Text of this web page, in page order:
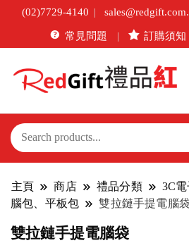
(02)7729-4140
常見問題 訂購須知
主頁 商店 禮品分類 3C
腦包、平板包
雙拉鏈手提電腦袋
雙拉鏈手提電腦袋